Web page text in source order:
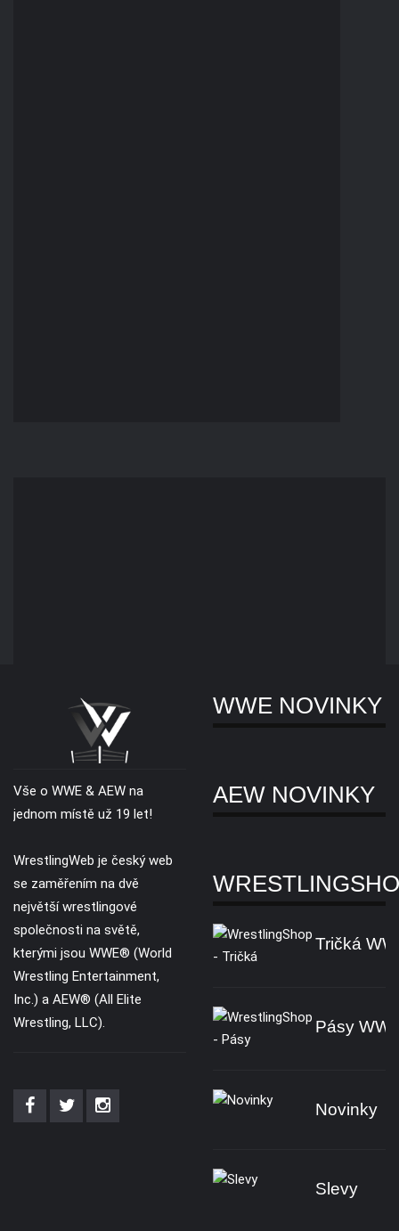
Vše o WWE & AEW na
jednom místě už 19 let!
WrestlingWeb je český web
se zaměřením na dvě
největší wrestlingové
společnosti na světě,
kterými jsou WWE® (World
Wrestling Entertainment,
Inc.) a AEW® (All Elite
Wrestling, LLC).
WWE NOVINKY
AEW NOVINKY
Tričká
Pásy
Novinky
Slevy